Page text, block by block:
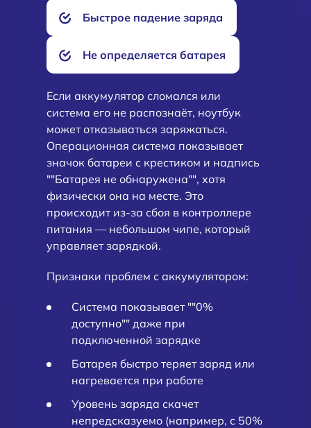
Быстрое падение заряда
Не определяется батарея
Если аккумулятор сломался или
система его не распознаёт, ноутбук
может отказываться заряжаться.
Операционная система показывает
значок батареи с крестиком и надпись
""Батарея не обнаружена"", хотя
физически она на месте. Это
происходит из-за сбоя в контроллере
питания — небольшом чипе, который
управляет зарядкой.
Признаки проблем с аккумулятором:
Система показывает ""0%
доступно"" даже при
подключенной зарядке
Батарея быстро теряет заряд или
нагревается при работе
Уровень заряда скачет
непредсказуемо (например, с 50%